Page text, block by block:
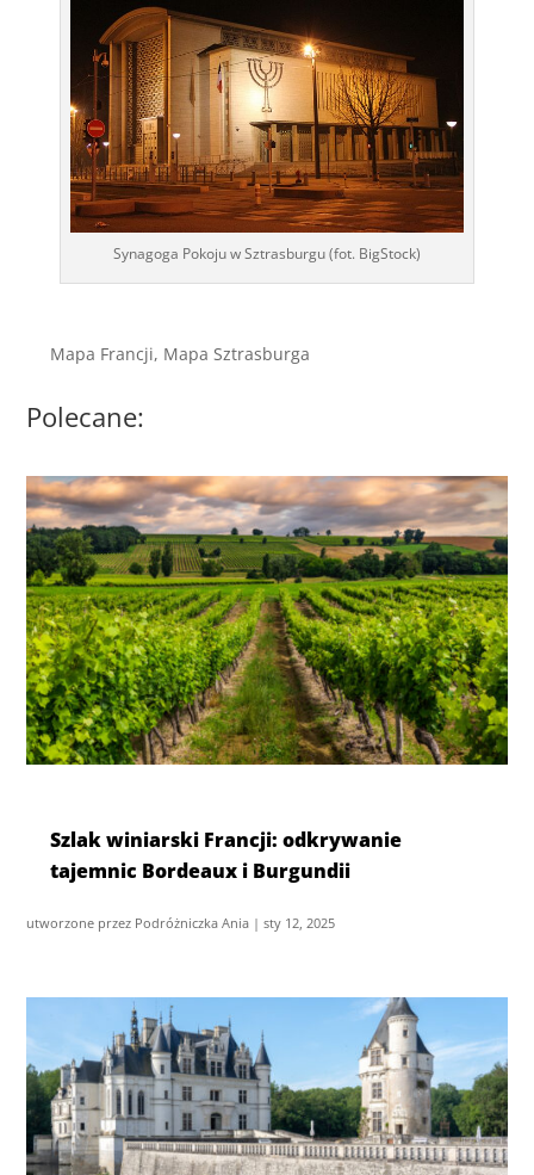
Synagoga Pokoju w Sztrasburgu (fot. BigStock)
Mapa Francji, Mapa Sztrasburga
Polecane:
Szlak winiarski Francji: odkrywanie
tajemnic Bordeaux i Burgundii
utworzone przez Podróżniczka Ania |sty 12, 2025